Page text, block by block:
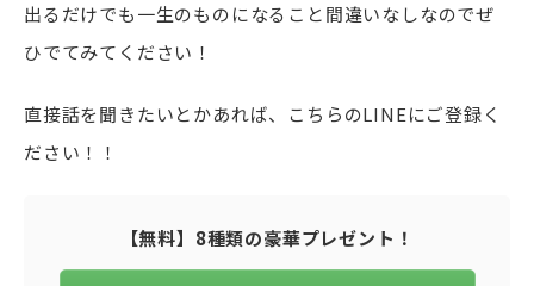
出るだけでも一生のものになること間違いなしなのでぜ
ひでてみてください！
直接話を聞きたいとかあれば、こちらのLINEにご登録く
ださい！！
【無料】8種類の豪華プレゼント！